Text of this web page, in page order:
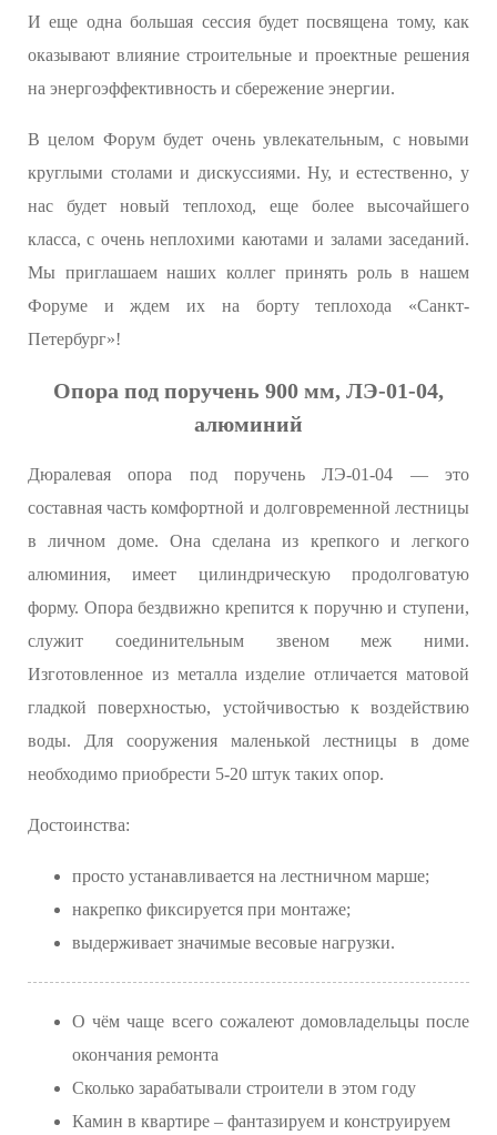
И еще одна большая сессия будет посвящена тому, как
оказывают влияние строительные и проектные решения
на энергоэффективность и сбережение энергии.
В целом Форум будет очень увлекательным, с новыми
круглыми столами и дискуссиями. Ну, и естественно, у
нас будет новый теплоход, еще более высочайшего
класса, с очень неплохими каютами и залами заседаний.
Мы приглашаем наших коллег принять роль в нашем
Форуме и ждем их на борту теплохода «Санкт-
Петербург»!
Опора под поручень 900 мм, ЛЭ-01-04,
алюминий
Дюралевая опора под поручень ЛЭ-01-04 — это
составная часть комфортной и долговременной лестницы
в личном доме. Она сделана из крепкого и легкого
алюминия, имеет цилиндрическую продолговатую
форму. Опора бездвижно крепится к поручню и ступени,
служит соединительным звеном меж ними.
Изготовленное из металла изделие отличается матовой
гладкой поверхностью, устойчивостью к воздействию
воды. Для сооружения маленькой лестницы в доме
необходимо приобрести 5-20 штук таких опор.
Достоинства:
просто устанавливается на лестничном марше;
накрепко фиксируется при монтаже;
выдерживает значимые весовые нагрузки.
О чём чаще всего сожалеют домовладельцы после
окончания ремонта
Сколько зарабатывали строители в этом году
Камин в квартире – фантазируем и конструируем